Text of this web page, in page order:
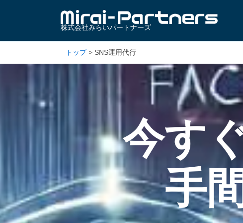
株式会社みらいパートナーズ
トップ> SNS運用代行
今す
手